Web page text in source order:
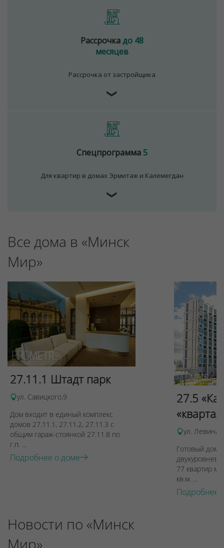
Рассрочкадо 48
месяцев
Рассрочка от застройщика
❯
Спецпрограмма5
Для квартир в домах Эрмитаж и Калемегдан
❯
Все дома в «Минск
Мир»
27.11.1 Штадт парк
ул. Савицкого,9
Дом входит в единый комплекс
домов 27.11.1, 27.11.2, 27.11.3 с
общим гараж-стоянкой 27.11.8 по
г.п. ...
Подробнее о доме
27.5
ул. Левина,
Готовый дом
77 квартир
кв.м. ...
Подробнее
Новости по «Минск
Мир»